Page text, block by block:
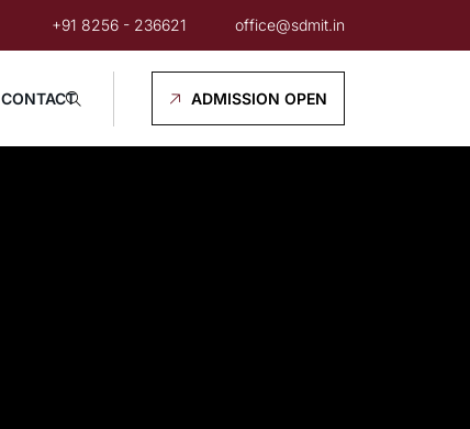
+91 8256 - 236621 office@sdmit.in
CONTACT ADMISSION OPEN